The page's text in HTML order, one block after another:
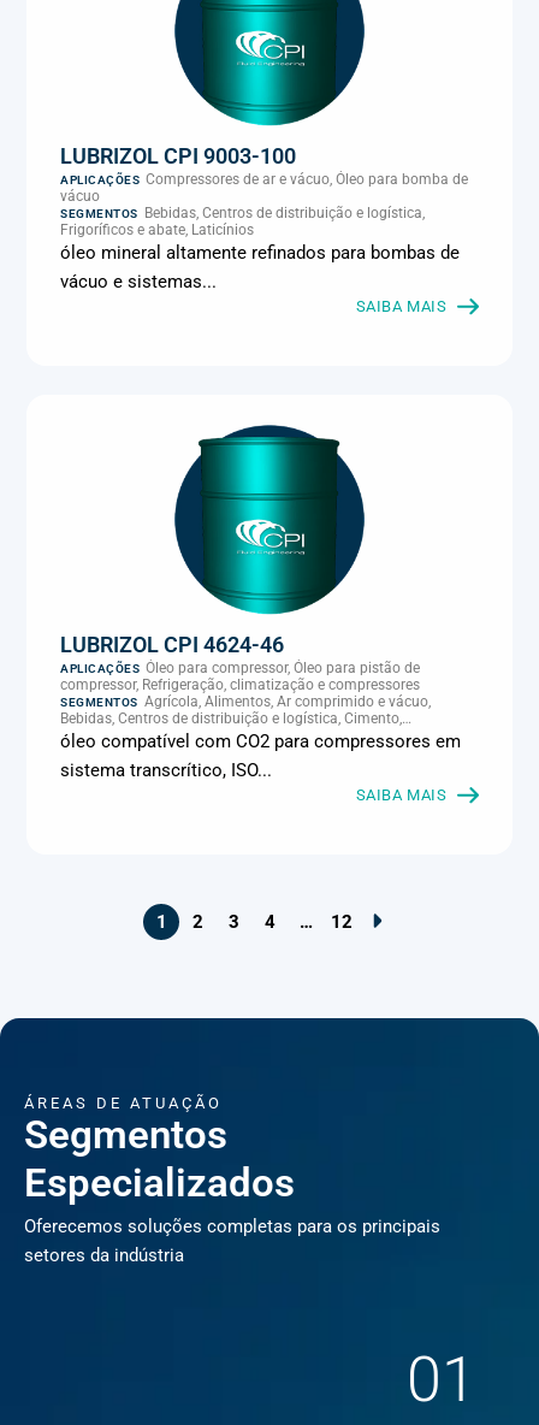
LUBRIZOL CPI 9003-100
APLICAÇÕES Compressores de ar e vácuo, Óleo para bomba de
vácuo
SEGMENTOS
Bebidas, Centros de distribuição e logística,
Frigoríficos e abate, Laticínios
óleo mineral altamente refinados para bombas de
vácuo e sistemas...
SAIBA MAIS
LUBRIZOL CPI 4624-46
APLICAÇÕES Óleo para compressor, Óleo para pistão de
compressor, Refrigeração, climatização e compressores
SEGMENTOS Agrícola, Alimentos, Ar comprimido e vácuo,
Bebidas, Centros de distribuição e logística, Cimento,
Climatização e HVAC, Data center, Eletroeletrônica, Embalagens
e latas, Energia (geração), Eólico, Farmacêutica e cosmética,
Frigoríficos e abate, Laticínios, Madeira e móveis,
Metalmecânica, Metalurgia e fundição, Mineração, MRO e
manutenção industrial, Naval e portuário, Panificação, Papel e
óleo compatível com CO2 para compressores em
sistema transcrítico, ISO...
SAIBA MAIS
1 2 3 4 … 12
ÁREAS DE ATUAÇÃO
Segmentos
Especializados
Oferecemos soluções completas para os principais
setores da indústria
01